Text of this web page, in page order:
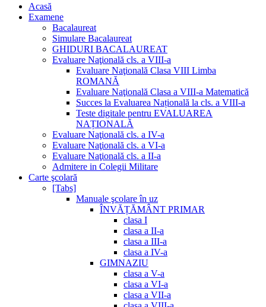
Acasă
Examene
Bacalaureat
Simulare Bacalaureat
GHIDURI BACALAUREAT
Evaluare Naţională cls. a VIII-a
Evaluare Naţională Clasa VIII Limba
ROMANĂ
Evaluare Naţională Clasa a VIII-a Matematică
Succes la Evaluarea Națională la cls. a VIII-a
Teste digitale pentru EVALUAREA
NAȚIONALĂ
Evaluare Naţională cls. a IV-a
Evaluare Naţională cls. a VI-a
Evaluare Naţională cls. a II-a
Admitere in Colegii Militare
Carte şcolară
[Tabs]
Manuale şcolare în uz
ÎNVĂȚĂMÂNT PRIMAR
clasa I
clasa a II-a
clasa a III-a
clasa a IV-a
GIMNAZIU
clasa a V-a
clasa a VI-a
clasa a VII-a